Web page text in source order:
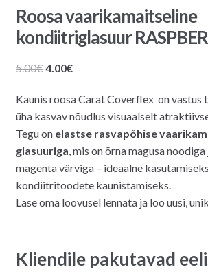
Roosa vaarikamaitseline
kondiitriglasuur
5.00€Algne
oli:
5.00€.
4.00€Praegune
on:
4.00€.
Kaunis roosa Carat Coverflex on vastus
üha kasvav nõudlus visuaalselt
Tegu on elastse rasvapõhise
glasuuriga , mis on õrna magusa
magenta värviga – ideaalne
kondiitritoodete kaunistamiseks.
Lase oma loovusel lennata ja loo uusi,
Kliendile pakutavad